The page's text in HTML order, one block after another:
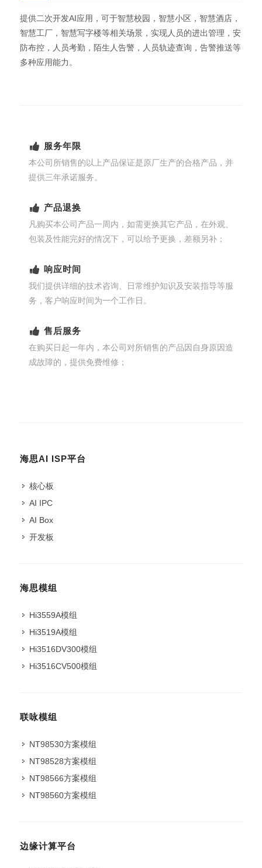
提供二次开发AI应用， 可于智慧校园，智慧小区，智慧酒店，
智慧工厂，智慧写字楼等相关场景，实现人员的进出管理，安
防布控，人员考勤，陌生人告警，人员轨迹查询，告警推送等
多种应用能力。
服务年限
本公司所销售的以上产品保证是原厂生产的合格产品，并
提供三年承诺服务。
产品退换
凡购买本公司产品一周内，如需更换其它产品，在外观、
包装及性能完好的情况下，可以给予更换，差额另补；
响应时间
我们提供详细的技术咨询、日常维护知识及安装指导等服
务，客户响应时间为一个工作日。
售后服务
在购买日起一年内，本公司对所销售的产品因自身原因造
成故障的，提供免费维修；
海思AI ISP平台
核心板
AI IPC
AI Box
开发板
海思模组
Hi3559A模组
Hi3519A模组
Hi3516DV300模组
Hi3516CV500模组
联咏模组
NT98530方案模组
NT98528方案模组
NT98566方案模组
NT98560方案模组
边缘计算平台